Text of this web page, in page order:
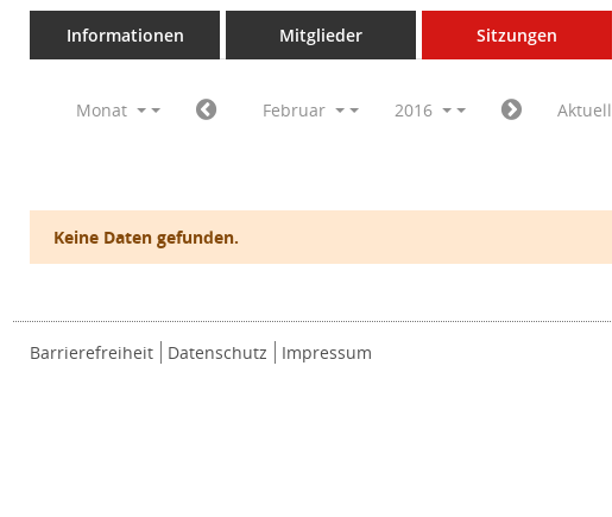
Informationen Mitglieder Sitzungen
Monat Februar 2016 Aktuell
Keine Daten gefunden.
Barrierefreiheit Datenschutz Impressum